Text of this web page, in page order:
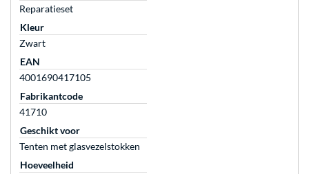
Reparatieset
Kleur
Zwart
EAN
4001690417105
Fabrikantcode
41710
Geschikt voor
Tenten met glasvezelstokken
Hoeveelheid